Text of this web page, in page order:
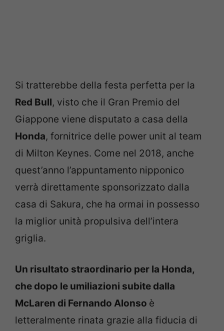
Si tratterebbe della festa perfetta per la
Red Bull, visto che il Gran Premio del
Giappone viene disputato a casa della
Honda, fornitrice delle power unit al team
di Milton Keynes. Come nel 2018, anche
quest’anno l’appuntamento nipponico
verrà direttamente sponsorizzato dalla
casa di Sakura, che ha ormai in possesso
la miglior unità propulsiva dell’intera
griglia.
Un risultato straordinario per la Honda,
che dopo le umiliazioni subite dalla
McLaren di Fernando Alonso è
letteralmente rinata grazie alla fiducia di